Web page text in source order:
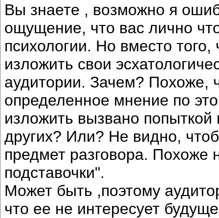
Вы знаете , возможно я
ощущение, что вас лично
психологии. Но вместо
изложить свои
аудитории. Зачем? Похоже,
определенное мнение по
изложить вызвано попыткой
других? Или? Не видно,
предмет разговора. Похоже
подставочки".
Может быть ,поэтому
что ее не интересует